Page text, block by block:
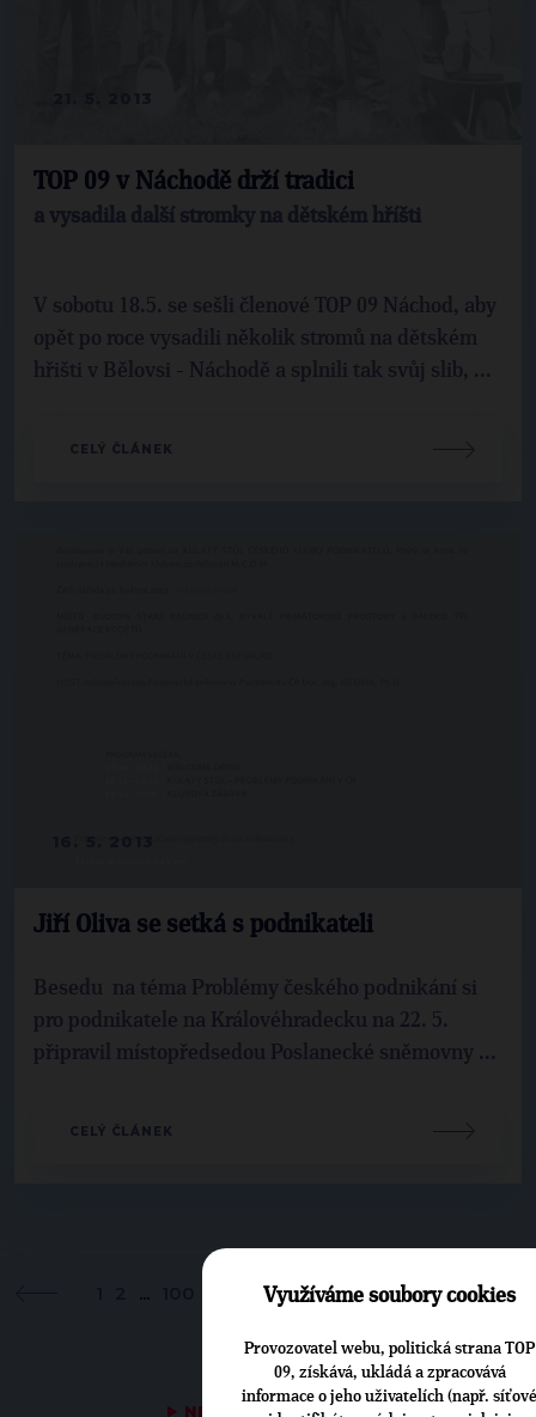
▶ NEPŘEHLÉDNĚTE
TOP 09 v Náchodě drží tradici
a vysadila další stromky na dětském hříšti
V sobotu 18.5. se sešli členové TOP 09 Náchod, aby
opět po roce vysadili několik stromů na dětském
hřišti v Bělovsi - Náchodě a splnili tak svůj slib, ...
CELÝ ČLÁNEK
Jiří Oliva se setká s podnikateli
Besedu na téma Problémy českého podnikání si
pro podnikatele na Královéhradecku na 22. 5.
připravil místopředsedou Poslanecké sněmovny ...
CELÝ ČLÁNEK
... 109 110 111 112 ... 120 ...
Využíváme soubory cookies
Provozovatel webu, politická strana TOP
09, získává, ukládá a zpracovává
informace o jeho uživatelích (např. síťové